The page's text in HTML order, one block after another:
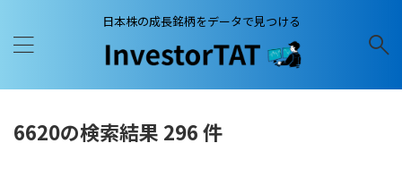
日本株の成長銘柄をデータで見つける
6620の検索結果 296 件